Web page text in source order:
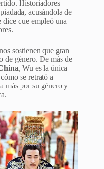
Historiadores
acusándola de
que empleó una
sostienen que gran
de género. De más de
, Wu es la única
se retrató a
más por su género y